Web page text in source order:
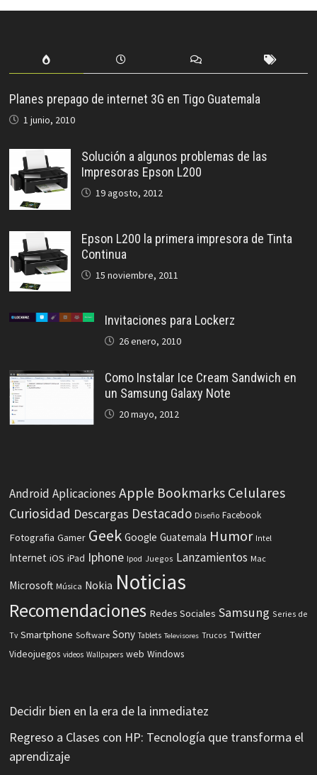
Planes prepago de internet 3G en Tigo Guatemala
1 junio, 2010
Solución a algunos problemas de las
Impresoras Epson L200
19 agosto, 2012
Epson L200 la primera impresora de Tinta
Continua
15 noviembre, 2011
Invitaciones para Lockerz
26 enero, 2010
Como Instalar Ice Cream Sandwich en
un Samsung Galaxy Note
20 mayo, 2012
Android Aplicaciones Apple Bookmarks Celulares
Curiosidad Descargas Destacado Diseño Facebook
Fotografia Gamer Geek Google Guatemala Humor Intel
Internet iOS iPad Iphone Ipod Juegos Lanzamientos Mac
Microsoft Música Nokia Noticias
Recomendaciones Redes Sociales Samsung Series de
Tv Smartphone Software Sony Tablets Televisores Trucos Twitter
Videojuegos videos Wallpapers web Windows
Decidir bien en la era de la inmediatez
Regreso a Clases con HP: Tecnología que transforma el
aprendizaje